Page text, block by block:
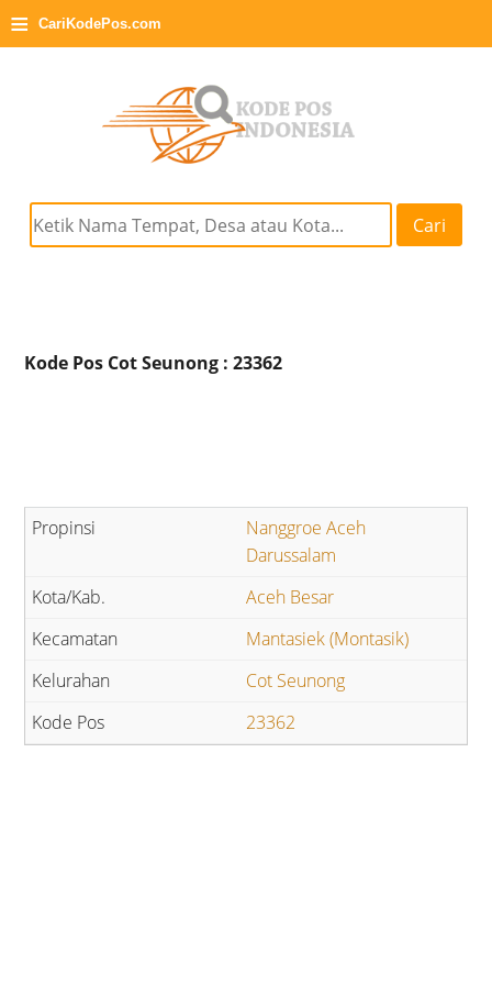
≡ CariKodePos.com
Cari
Kode Pos Cot Seunong : 23362
Nanggroe Aceh
Darussalam
Aceh Besar
Mantasiek (Montasik)
Cot Seunong
23362